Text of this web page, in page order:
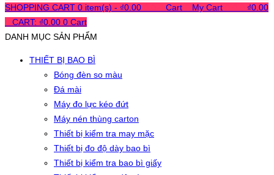
SHOPPING CART 0 item(s) - ₫0.00 Cart My Cart ₫0.00
CART: ₫0.00 0 Cart
DANH MỤC SẢN PHẨM
THIẾT BỊ BAO BÌ
Bóng đèn so màu
Đá mài
Máy đo lực kéo đứt
Máy nén thùng carton
Thiết bị kiểm tra may mặc
Thiết bị đo độ dày bao bì
Thiết bị kiểm tra bao bì giấy